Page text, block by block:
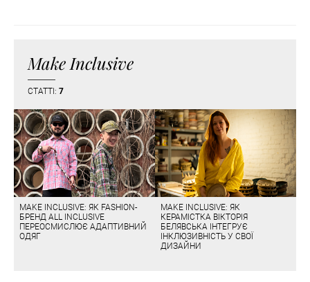
Make Inclusive
СТАТТІ: 7
MAKE INCLUSIVE: ЯК FASHION-
БРЕНД ALL INCLUSIVE
ПЕРЕОСМИСЛЮЄ АДАПТИВНИЙ
ОДЯГ
MAKE INCLUSIVE: ЯК
КЕРАМІСТКА ВІКТОРІЯ
БЕЛЯВСЬКА ІНТЕГРУЄ
ІНКЛЮЗИВНІСТЬ У СВОЇ
ДИЗАЙНИ